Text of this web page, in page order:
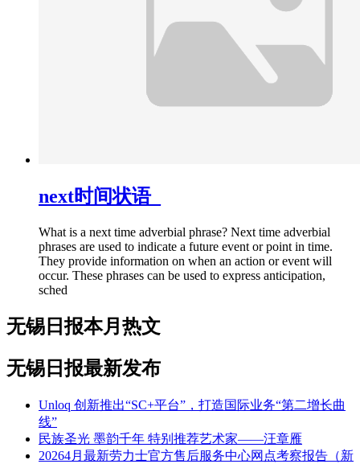
next时间状语_
What is a next time adverbial phrase? Next time adverbial
phrases are used to indicate a future event or point in time.
They provide information on when an action or event will
occur. These phrases can be used to express anticipation,
sched
无锡日报本月热文
无锡日报最新发布
Unloq 创新推出“SC+平台”，打造国际业务“第二增长曲
线”
民族圣光 墨韵千年 特别推荐艺术家——汪章雁
20264月最新劳力士官方售后服务中心网点考察报告（新